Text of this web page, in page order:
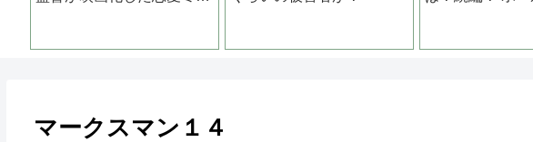
マークスマン１４